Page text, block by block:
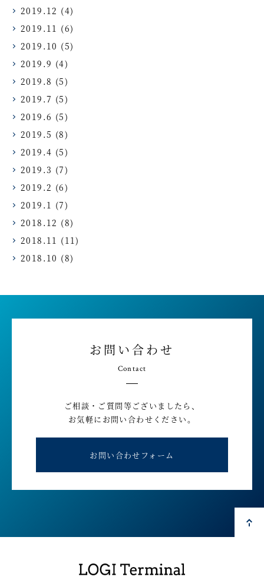
2019.12 (4)
2019.11 (6)
2019.10 (5)
2019.9 (4)
2019.8 (5)
2019.7 (5)
2019.6 (5)
2019.5 (8)
2019.4 (5)
2019.3 (7)
2019.2 (6)
2019.1 (7)
2018.12 (8)
2018.11 (11)
2018.10 (8)
お問い合わせ
Contact
ご相談・ご質問等ございましたら、
お気軽にお問い合わせください。
お問い合わせフォーム